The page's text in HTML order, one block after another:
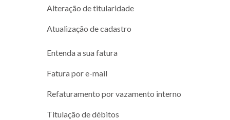
Alteração de titularidade
Atualização de cadastro
Entenda a sua fatura
Fatura por e-mail
Refaturamento por vazamento interno
Titulação de débitos